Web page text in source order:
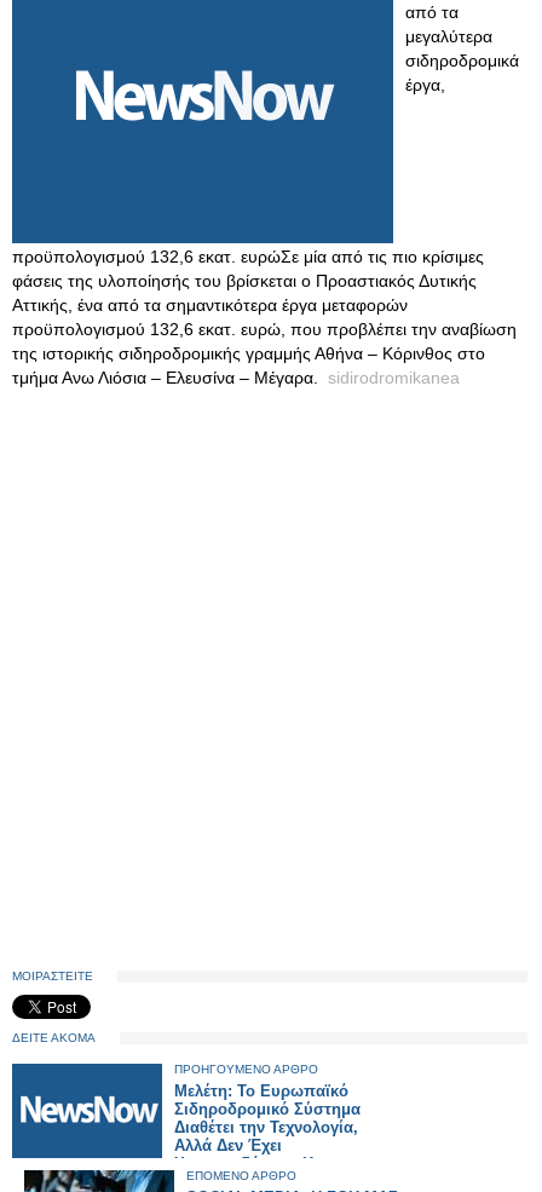
από τα
μεγαλύτερα
σιδηροδρομικά
έργα,
προϋπολογισμού 132,6 εκατ. ευρώΣε μία από τις πιο κρίσιμες
φάσεις της υλοποίησής του βρίσκεται ο Προαστιακός Δυτικής
Αττικής, ένα από τα σημαντικότερα έργα μεταφορών
προϋπολογισμού 132,6 εκατ. ευρώ, που προβλέπει την αναβίωση
της ιστορικής σιδηροδρομικής γραμμής Αθήνα – Κόρινθος στο
τμήμα Ανω Λιόσια – Ελευσίνα – Μέγαρα. sidirodromikanea
ΜΟΙΡΑΣΤΕΙΤΕ
ΔΕΙΤΕ ΑΚΟΜΑ
ΠΡΟΗΓΟΥΜΕΝΟ ΑΡΘΡΟ
Μελέτη: Το Ευρωπαϊκό
Σιδηροδρομικό Σύστημα
Διαθέτει την Τεχνολογία,
Αλλά Δεν Έχει
Χρηματοδότηση Και
Συντονισμό.
ΕΠΟΜΕΝΟ ΑΡΘΡΟ